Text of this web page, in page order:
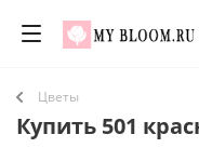
Цветы
Купить 501